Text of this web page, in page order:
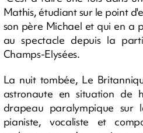
Mathis, étudiant sur le point
son père Michael et qui en a
au spectacle depuis la
Champs-Elysées.
La nuit tombée, Le
astronaute en situation de
drapeau paralympique sur
pianiste, vocaliste et